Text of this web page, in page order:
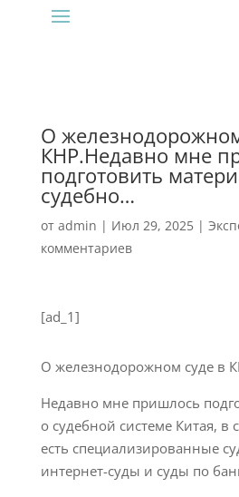
О
КНР.Недавно мне
подготовить
судебно…
от admin | Июл 29, 2025|
комментариев
[ad_1]
О железнодорожном суде в
Недавно мне пришлось
о судебной системе Китая, в
есть специализированные
интернет-суды и суды по